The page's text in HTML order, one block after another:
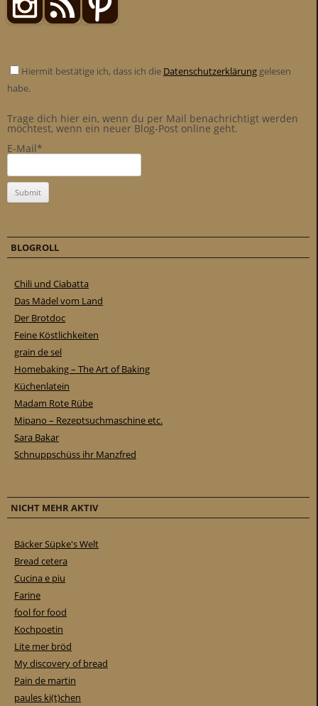
Hiermit bestätige ich, dass ich die Datenschutzerklärung gelesen
habe.
Trage dich hier ein, wenn du per Mail benachrichtigt werden
möchtest, wenn ein neuer Blog-Post online geht.
E-Mail*
BLOGROLL
Chili und Ciabatta
Das Mädel vom Land
Der Brotdoc
Feine Köstlichkeiten
grain de sel
Homebaking – The Art of Baking
Küchenlatein
Madam Rote Rübe
Mipano – Rezeptsuchmaschine etc.
Sara Bakar
Schnuppschüss ihr Manzfred
NICHT MEHR AKTIV
Bäcker Süpke's Welt
Bread cetera
Cucina e piu
Farine
fool for food
Kochpoetin
Lite mer bröd
My discovery of bread
Pain de martin
paules ki(t)chen